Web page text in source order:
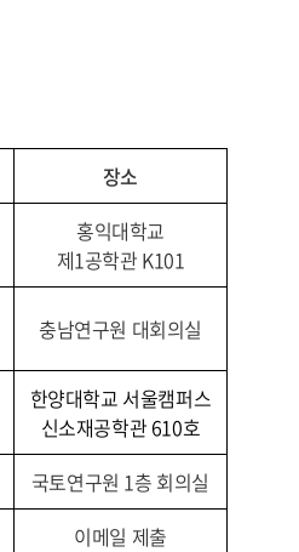
장소
홍익대학교
제1공학관 K101
충남연구원 대회의실
한양대학교 서울캠퍼스
신소재공학관 610호
국토연구원 1층 회의실
이메일 제출